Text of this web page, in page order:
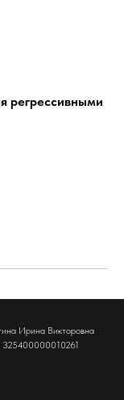
регрессивными
Ирина Викторовна